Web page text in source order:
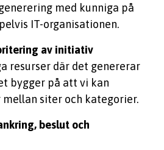
med kunniga på
IT-organisationen.
av initiativ
resurser där det genererar
bygger på att vi kan
siter och kategorier.
beslut och